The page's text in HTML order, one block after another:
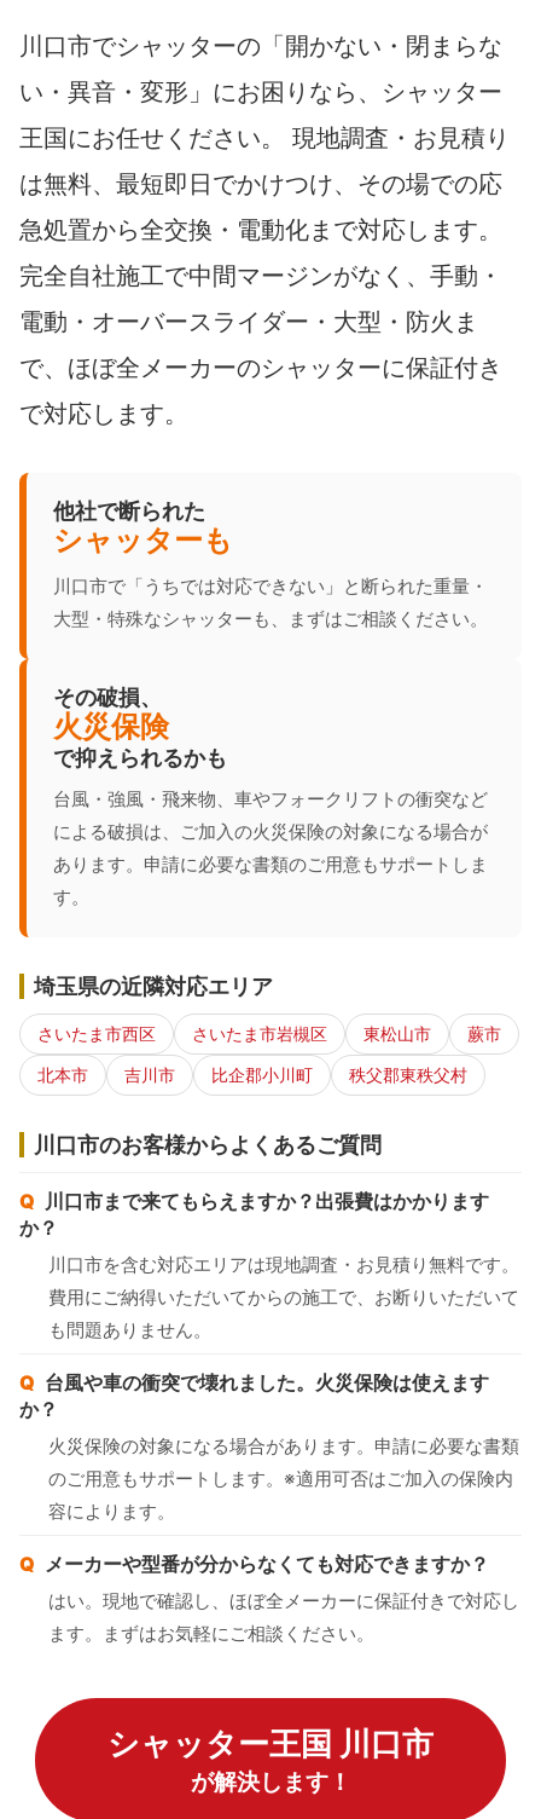
川口市でシャッターの「開かない・閉まらな
い・異音・変形」にお困りなら、シャッター
王国にお任せください。 現地調査・お見積り
は無料、最短即日でかけつけ、その場での応
急処置から全交換・電動化まで対応します。
完全自社施工で中間マージンがなく、手動・
電動・オーバースライダー・大型・防火ま
で、ほぼ全メーカーのシャッターに保証付き
で対応します。
他社で断られた
シャッターも
川口市で「うちでは対応できない」と断られた重量・
大型・特殊なシャッターも、まずはご相談ください。
その破損、
火災保険
で抑えられるかも
台風・強風・飛来物、車やフォークリフトの衝突など
による破損は、ご加入の火災保険の対象になる場合が
あります。申請に必要な書類のご用意もサポートしま
す。
埼玉県の近隣対応エリア
さいたま市西区 さいたま市岩槻区 東松山市
蕨市
北本市
吉川市 比企郡小川町 秩父郡東秩父村
川口市のお客様からよくあるご質問
川口市まで来てもらえますか？出張費はかかります
か？
川口市を含む対応エリアは現地調査・お見積り無料です。
費用にご納得いただいてからの施工で、お断りいただいて
も問題ありません。
台風や車の衝突で壊れました。火災保険は使えます
か？
火災保険の対象になる場合があります。申請に必要な書類
のご用意もサポートします。※適用可否はご加入の保険内
容によります。
メーカーや型番が分からなくても対応できますか？
はい。現地で確認し、ほぼ全メーカーに保証付きで対応し
ます。まずはお気軽にご相談ください。
シャッター王国 川口市
が解決します！